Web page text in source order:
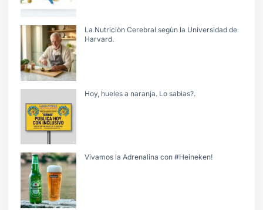
La Nutriciòn Cerebral segùn la Universidad de
Harvard.
Hoy, hueles a naranja. Lo sabìas?.
Vivamos la Adrenalina con #Heineken!